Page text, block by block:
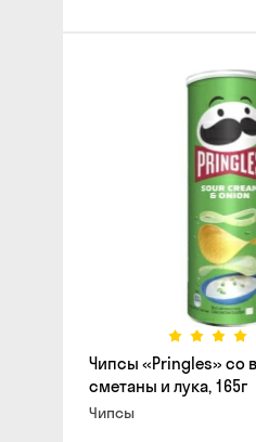
Чипсы «Pringles» со
сметаны и лука, 165г
Чипсы